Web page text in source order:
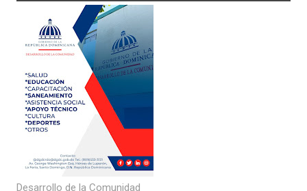
Desarrollo de la Comunidad